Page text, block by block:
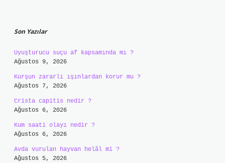
Son Yazılar
Uyuşturucu suçu af kapsamında mı ?
Ağustos 9, 2026
Kurşun zararlı ışınlardan korur mu ?
Ağustos 7, 2026
Crista capitis nedir ?
Ağustos 6, 2026
Kum saati olayı nedir ?
Ağustos 6, 2026
Avda vurulan hayvan helâl mi ?
Ağustos 5, 2026